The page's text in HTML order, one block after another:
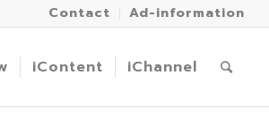
Contact Ad-information
iContent iChannel